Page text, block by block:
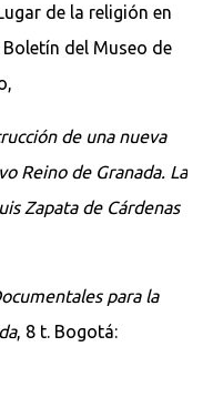
de la religión en
del Museo de
de una nueva
Reino de Granada. La
Zapata de Cárdenas
para la
, 8 t. Bogotá: